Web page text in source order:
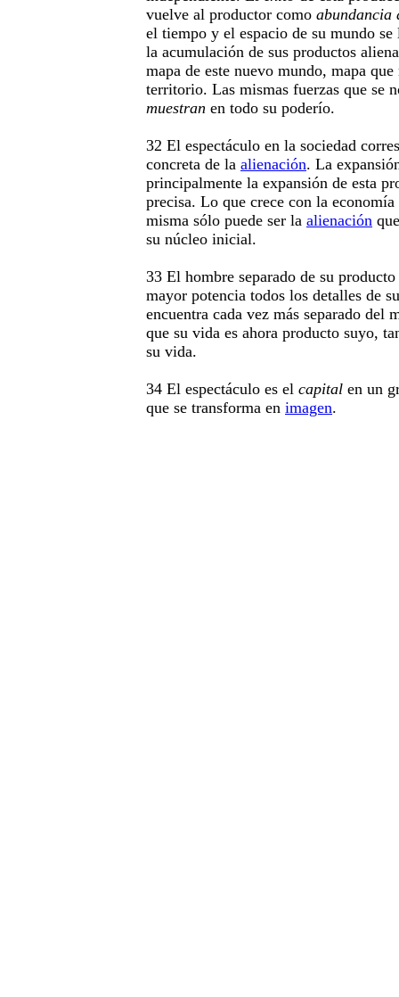
vuelve al productor como abundancia
el tiempo y el espacio de su mundo
la acumulación de sus productos
mapa de este nuevo mundo, mapa
territorio. Las mismas fuerzas que se
muestran en todo su poderío.
32 El espectáculo en la sociedad
concreta de la alienación. La
principalmente la expansión de esta
precisa. Lo que crece con la
misma sólo puede ser la alienación
su núcleo inicial.
33 El hombre separado de su
mayor potencia todos los detalles de
encuentra cada vez más separado del
que su vida es ahora producto suyo,
su vida.
34 El espectáculo es el capital en un
que se transforma en imagen.